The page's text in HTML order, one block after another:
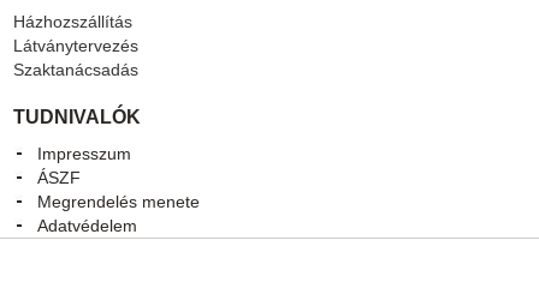
Házhozszállítás
Látványtervezés
Szaktanácsadás
TUDNIVALÓK
Impresszum
ÁSZF
Megrendelés menete
Adatvédelem